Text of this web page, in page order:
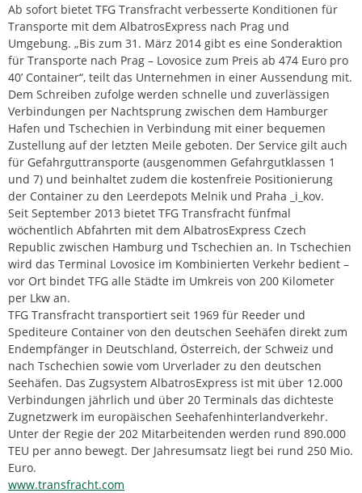
Ab sofort bietet TFG Transfracht verbesserte Konditionen für
Transporte mit dem AlbatrosExpress nach Prag und
Umgebung. „Bis zum 31. März 2014 gibt es eine Sonderaktion
für Transporte nach Prag – Lovosice zum Preis ab 474 Euro pro
40’ Container“, teilt das Unternehmen in einer Aussendung mit.
Dem Schreiben zufolge werden schnelle und zuverlässigen
Verbindungen per Nachtsprung zwischen dem Hamburger
Hafen und Tschechien in Verbindung mit einer bequemen
Zustellung auf der letzten Meile geboten. Der Service gilt auch
für Gefahrguttransporte (ausgenommen Gefahrgutklassen 1
und 7) und beinhaltet zudem die kostenfreie Positionierung
der Container zu den Leerdepots Melnik und Praha _i_kov.
Seit September 2013 bietet TFG Transfracht fünfmal
wöchentlich Abfahrten mit dem AlbatrosExpress Czech
Republic zwischen Hamburg und Tschechien an. In Tschechien
wird das Terminal Lovosice im Kombinierten Verkehr bedient –
vor Ort bindet TFG alle Städte im Umkreis von 200 Kilometer
per Lkw an.
TFG Transfracht transportiert seit 1969 für Reeder und
Spediteure Container von den deutschen Seehäfen direkt zum
Endempfänger in Deutschland, Österreich, der Schweiz und
nach Tschechien sowie vom Urverlader zu den deutschen
Seehäfen. Das Zugsystem AlbatrosExpress ist mit über 12.000
Verbindungen jährlich und über 20 Terminals das dichteste
Zugnetzwerk im europäischen Seehafenhinterlandverkehr.
Unter der Regie der 202 Mitarbeitenden werden rund 890.000
TEU per anno bewegt. Der Jahresumsatz liegt bei rund 250 Mio.
Euro.
www.transfracht.com